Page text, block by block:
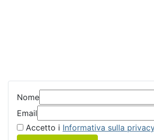
Nome
Email
Accetto i Informativa sulla